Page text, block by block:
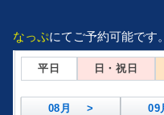
なっぷにてご予約可能です。